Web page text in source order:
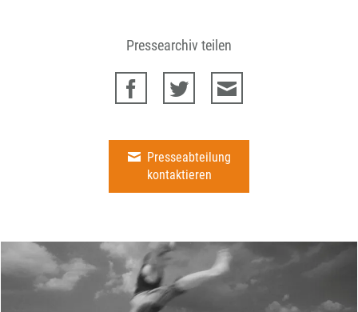
Pressearchiv teilen
Presseabteilung
kontaktieren